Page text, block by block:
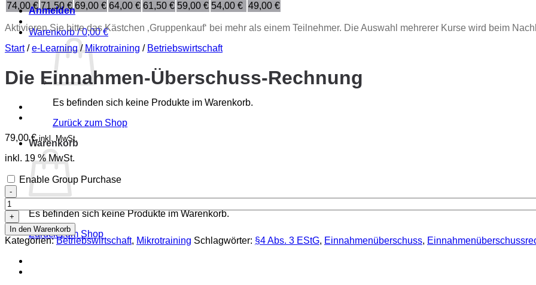
Anmelden
Warenkorb /0,00€
Es befinden sich keine Produkte im Warenkorb.
Zurück zum Shop
Warenkorb
Es befinden sich keine Produkte im Warenkorb.
Zurück zum Shop
74,00€ 71,50€ 69,00 € 64,00 € 61,50 € 59,00 € 54,00 € 49,00 €
Aktivieren Sie bitte das Kästchen ‚Gruppenkauf‘ bei mehr als einem Teilnehmer. Die Auswahl mehrerer Kurse wird beim
Start / e-Learning / Mikrotraining / Betriebswirtschaft
Die Einnahmen-Überschuss-Rechnung
79,00€ inkl. MwSt.
inkl. 19 % MwSt.
Enable Group Purchase
Die
Einnahmen-
Überschuss-
Rechnung
Menge
In den Warenkorb
Kategorien:Betriebswirtschaft, Mikrotraining Schlagwörter: §4 Abs. 3 EStG, Einnahmenüberschuss,